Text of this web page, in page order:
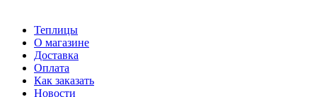
Теплицы
О магазине
Доставка
Оплата
Как заказать
Новости